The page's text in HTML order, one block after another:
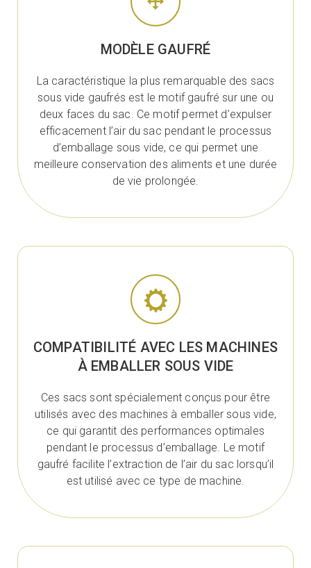
MODÈLE GAUFRÉ
La caractéristique la plus remarquable des sacs
sous vide gaufrés est le motif gaufré sur une ou
deux faces du sac. Ce motif permet d’expulser
efficacement l’air du sac pendant le processus
d’emballage sous vide, ce qui permet une
meilleure conservation des aliments et une durée
de vie prolongée.
COMPATIBILITÉ AVEC LES MACHINES
À EMBALLER SOUS VIDE
Ces sacs sont spécialement conçus pour être
utilisés avec des machines à emballer sous vide,
ce qui garantit des performances optimales
pendant le processus d’emballage. Le motif
gaufré facilite l’extraction de l’air du sac lorsqu’il
est utilisé avec ce type de machine.